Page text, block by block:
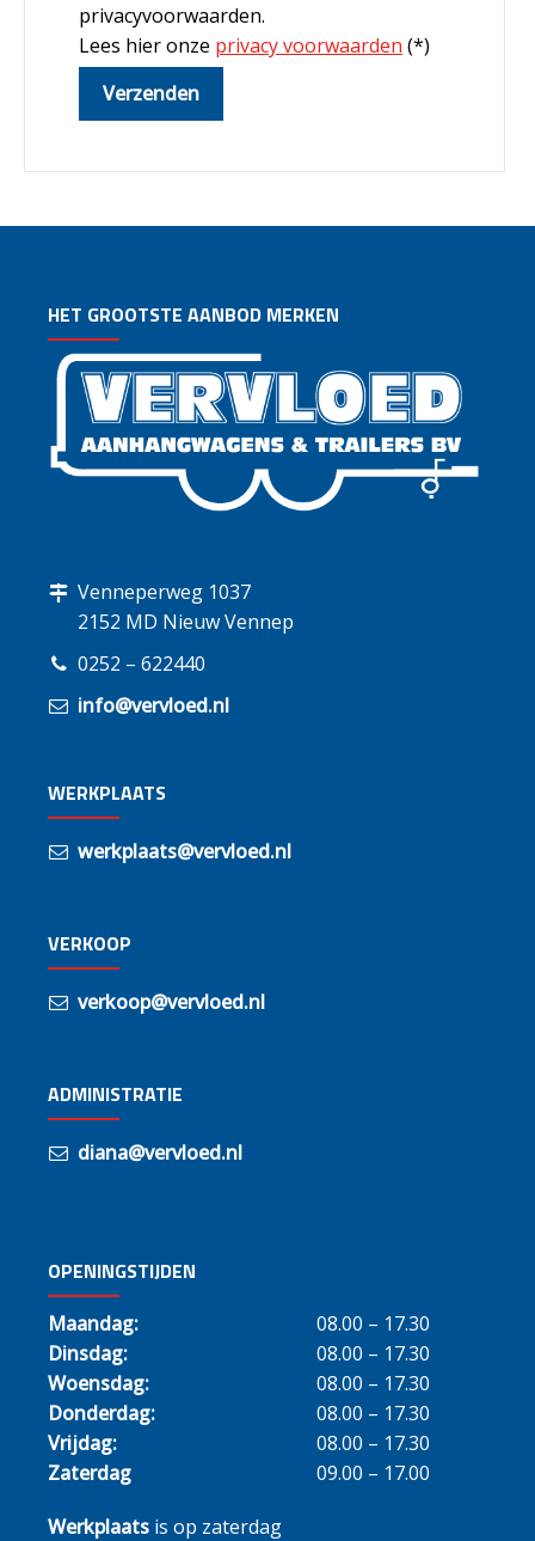
privacyvoorwaarden.
Lees hier onze privacy voorwaarden (*)
HET GROOTSTE AANBOD MERKEN
Venneperweg 1037
2152 MD Nieuw Vennep
0252 – 622440
info@vervloed.nl
WERKPLAATS
werkplaats@vervloed.nl
VERKOOP
verkoop@vervloed.nl
ADMINISTRATIE
diana@vervloed.nl
OPENINGSTIJDEN
Maandag:
08.00 – 17.30
Dinsdag:
08.00 – 17.30
Woensdag:
08.00 – 17.30
Donderdag:
08.00 – 17.30
Vrijdag:
08.00 – 17.30
Zaterdag
09.00 – 17.00
Werkplaats is op zaterdag